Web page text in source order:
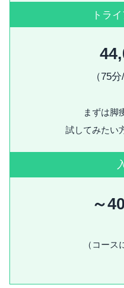
トラ
（75
まずは脚
試してみたい
～
（コース